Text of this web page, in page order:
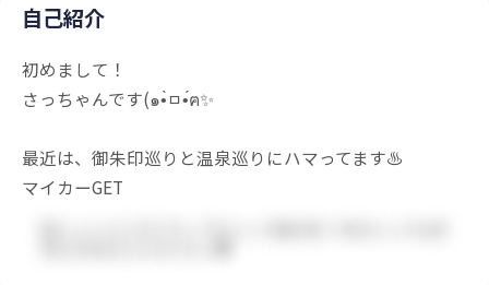
自己紹介
初めまして！
さっちゃんです(๑•̀ㅁ•́ฅ✨
最近は、御朱印巡りと温泉巡りにハマってます♨️
マイカーGET